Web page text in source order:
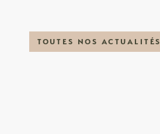
TOUTES NOS ACTUALITÉS